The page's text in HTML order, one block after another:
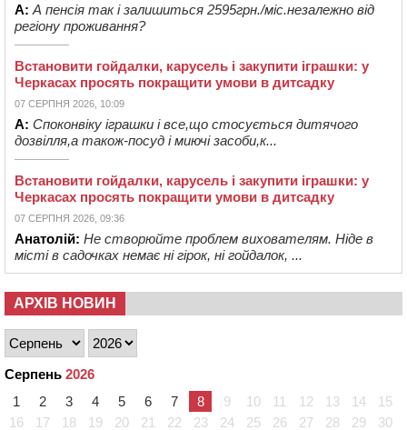
А: А пенсія так і залишиться 2595грн./міс.незалежно від
регіону проживання?
Встановити гойдалки, карусель і закупити іграшки: у
Черкасах просять покращити умови в дитсадку
07 СЕРПНЯ 2026, 10:09
А: Споконвіку іграшки і все,що стосується дитячого
дозвілля,а також-посуд і миючі засоби,к...
Встановити гойдалки, карусель і закупити іграшки: у
Черкасах просять покращити умови в дитсадку
07 СЕРПНЯ 2026, 09:36
Анатолій: Не створюйте проблем вихователям. Ніде в
місті в садочках немає ні гірок, ні гойдалок, ...
АРХІВ НОВИН
Серпень 2026
1
2 3 4 5 6 7 8 9 10 11 12 13 14
15
16
17 18 19 20 21 22 23 24 25 26 27 28 29 30